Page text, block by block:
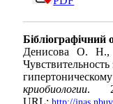
Бібліографічний
Денисова О.
криобиологии.